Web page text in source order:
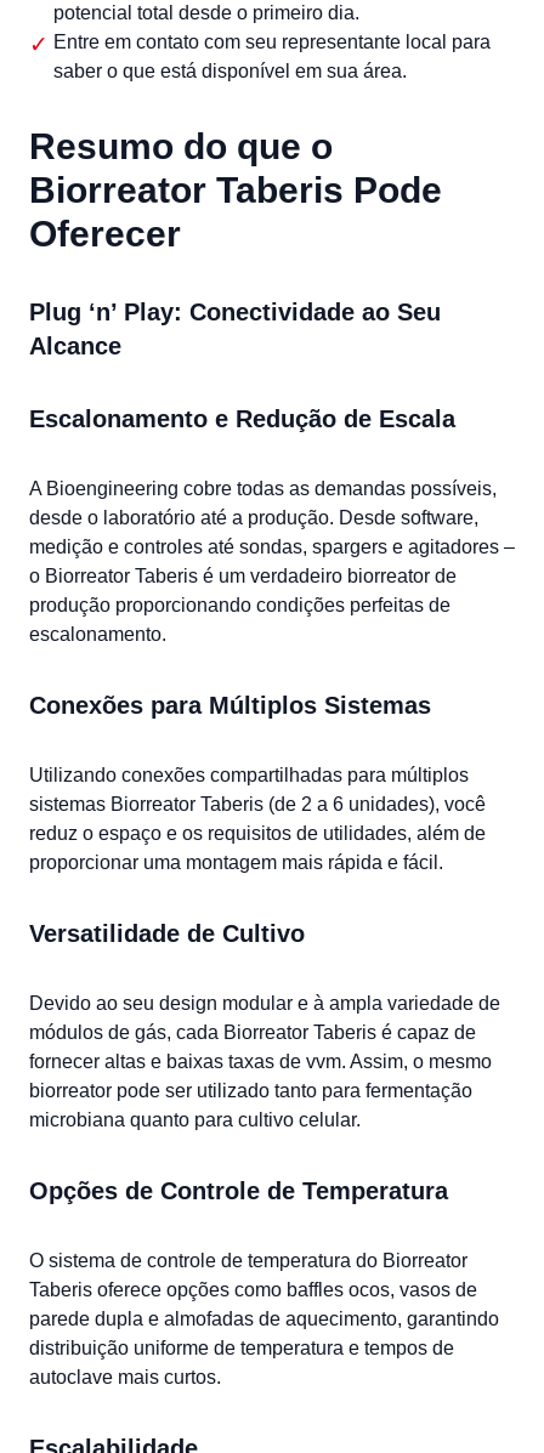
potencial total desde o primeiro dia.
Entre em contato com seu representante local para
saber o que está disponível em sua área.
Resumo do que o
Biorreator Taberis Pode
Oferecer
Plug ‘n’ Play: Conectividade ao Seu
Alcance
Escalonamento e Redução de Escala
A Bioengineering cobre todas as demandas possíveis,
desde o laboratório até a produção. Desde software,
medição e controles até sondas, spargers e agitadores –
o Biorreator Taberis é um verdadeiro biorreator de
produção proporcionando condições perfeitas de
escalonamento.
Conexões para Múltiplos Sistemas
Utilizando conexões compartilhadas para múltiplos
sistemas Biorreator Taberis (de 2 a 6 unidades), você
reduz o espaço e os requisitos de utilidades, além de
proporcionar uma montagem mais rápida e fácil.
Versatilidade de Cultivo
Devido ao seu design modular e à ampla variedade de
módulos de gás, cada Biorreator Taberis é capaz de
fornecer altas e baixas taxas de vvm. Assim, o mesmo
biorreator pode ser utilizado tanto para fermentação
microbiana quanto para cultivo celular.
Opções de Controle de Temperatura
O sistema de controle de temperatura do Biorreator
Taberis oferece opções como baffles ocos, vasos de
parede dupla e almofadas de aquecimento, garantindo
distribuição uniforme de temperatura e tempos de
autoclave mais curtos.
Escalabilidade